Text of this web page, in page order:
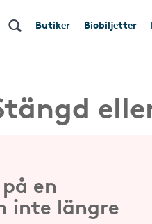
Butiker Biobiljetter
en
inte längre